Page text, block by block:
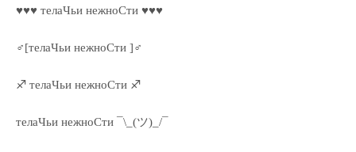
♥♥♥ телаЧьи нежноСти ♥♥♥
♂[телаЧьи нежноСти ]♂
♐ телаЧьи нежноСти ♐
телаЧьи нежноСти ¯\_(ツ)_/¯